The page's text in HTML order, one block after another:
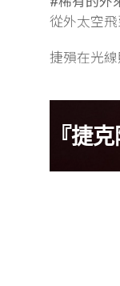
從外太空
捷殞在光
『捷